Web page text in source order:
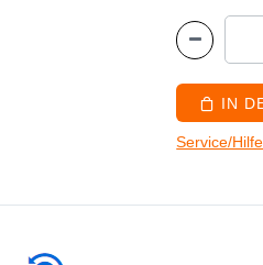
IN
Service/